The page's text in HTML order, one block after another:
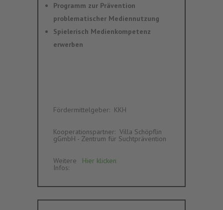
Programm zur Prävention
problematischer Mediennutzung
Spielerisch Medienkompetenz
erwerben
Fördermittelgeber:‎ ‎ KKH
Kooperationspartner:‎ ‎ Villa Schöpflin
gGmbH - Zentrum für Suchtprävention
Weitere
Infos:‎ ‎
Hier klicken